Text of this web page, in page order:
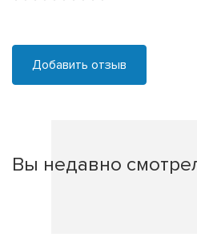
Добавить отзыв
Вы недавно